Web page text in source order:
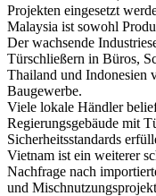
Projekten eingesetzt
Malaysia ist sowohl
Der wachsende
Türschließern in Büros,
Thailand und Indonesien
Baugewerbe.
Viele lokale Händler
Regierungsgebäude mit
Sicherheitsstandards
Vietnam ist ein weiterer
Nachfrage nach
und